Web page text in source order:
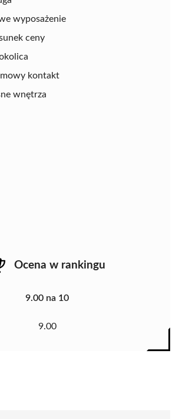
wyposażenie
ceny
kontakt
wnętrza
Ocena w rankingu
9.00 na 10
9.00